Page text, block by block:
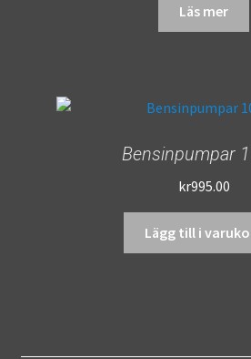
Läs mer
Bensinpumpar
kr995.00
Lägg till i